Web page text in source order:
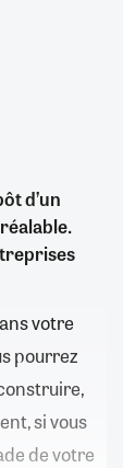
d’un
votre
pourrez
si vous
de votre